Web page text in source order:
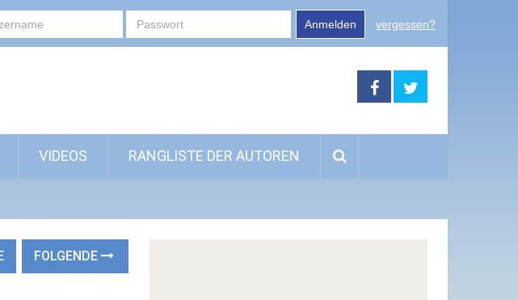
Anmelden vergessen?
VIDEOS RANGLISTE DER AUTOREN
FOLGENDE